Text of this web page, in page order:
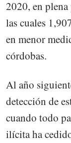
2020, en
las cuales
en menor
córdobas.
Al año
detección de
cuando todo
ilícita ha